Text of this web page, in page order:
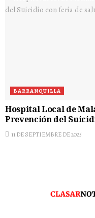
BARRANQUILLA
Hospital Local de
Prevención del
11 DE SEPTIEMBRE DE 2025